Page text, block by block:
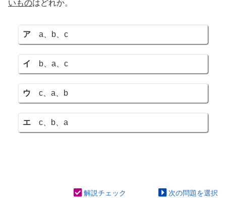
いものはどれか。
ア a、b、c
イ b、a、c
ウ c、a、b
エ c、b、a
解説チェック 次の問題を選択